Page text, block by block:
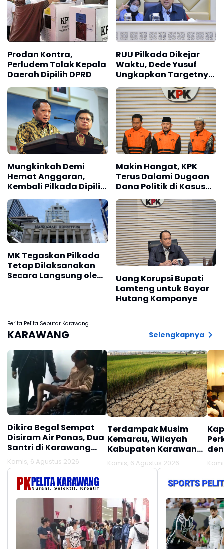
Prodan Kontra,
Perludem Tolak Kepala
Daerah Dipilih DPRD
RUU Pilkada Dikejar
Waktu, Dede Yusuf
Ungkapkan Targetnya
Mungkinkah Demi
Hemat Anggaran,
Kembali Pilkada Dipilih
DPRD ?
Makin Hangat, KPK
Terus Dalami Dugaan
Dana Politik di Kasus
Bupati Bekasi Ade
Kunang
MK Tegaskan Pilkada
Tetap Dilaksanakan
Secara Langsung oleh
Uang Korupsi Bupati
Lamteng untuk Bayar
Hutang Kampanye
Berita Pelita Seputar Karawang
KARAWANG Selengkapnya
Dikira Begal Sempat
Disiram Air Panas, Dua
Santri di Karawang
Terluka Akibat Aksi
Oknum Linmas
Kamis, 6 Agustus 2026
Terdampak Musim
Kemarau, Wilayah
Kabupaten Karawang
Kekeringan Makin
Meluas
Kamis, 6 Agustus 2026